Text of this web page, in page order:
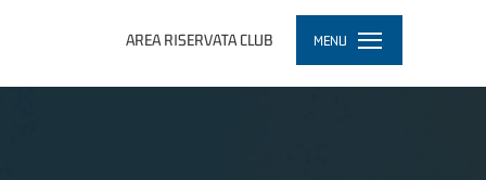
AREA RISERVATA CLUB MENU
Toggle
navigation